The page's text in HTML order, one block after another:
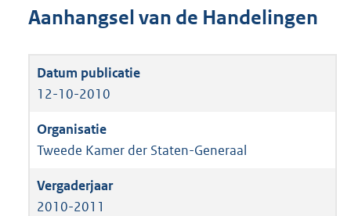
Aanhangsel van de Handelingen
12-10-2010
Tweede Kamer der Staten-Generaal
2010-2011